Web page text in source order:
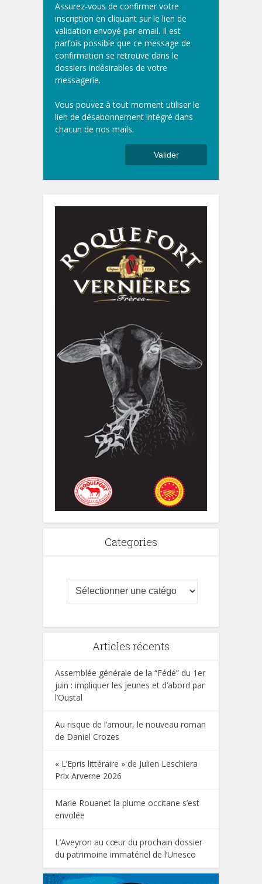
Assurez-vous de confirmer votre
inscription en cliquant sur le lien de
validation envoyé par email. Il est
parfois possible que ce message de
confirmation se retrouve dans le
dossiers indésirables de votre
messagerie.
Vous pouvez à tout moment utiliser le
lien de désabonnement intégré dans
chacun de nos mails.
Categories
Articles récents
Assemblée générale de la “Fédé” du 1er
juin : impliquer les jeunes et d’abord par
l’Oustal
Au risque de l’amour, le nouveau roman
de Daniel Crozes
« L’Epris littéraire » de Julien Leschiera
Prix Arverne 2026
Marie Rouanet la plume occitane s’est
envolée
L’Aveyron au cœur du prochain dossier
du patrimoine immatériel de l’Unesco